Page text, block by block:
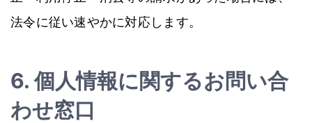
法令に従い速やかに対応します。
6. 個人情報に関するお問い合
わせ窓口